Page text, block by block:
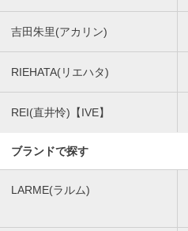
吉田朱里(アカリン)
RIEHATA(リエハタ)
REI(直井怜)【IVE】
ブランドで探す
LARME(ラルム)